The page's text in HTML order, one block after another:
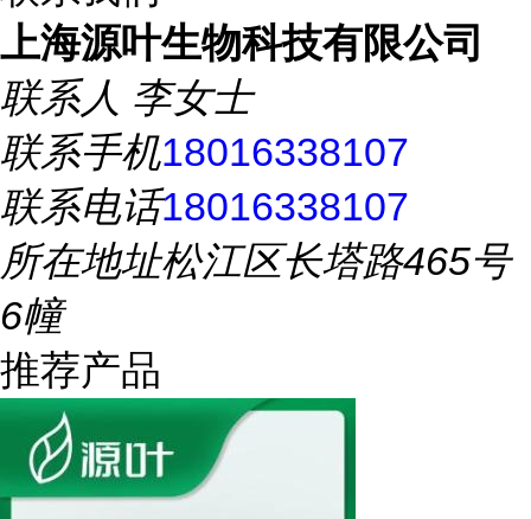
上海源叶生物科技有限公司
联系人 李女士
联系手机18016338107
联系电话18016338107
所在地址松江区长塔路465号
6幢
推荐产品